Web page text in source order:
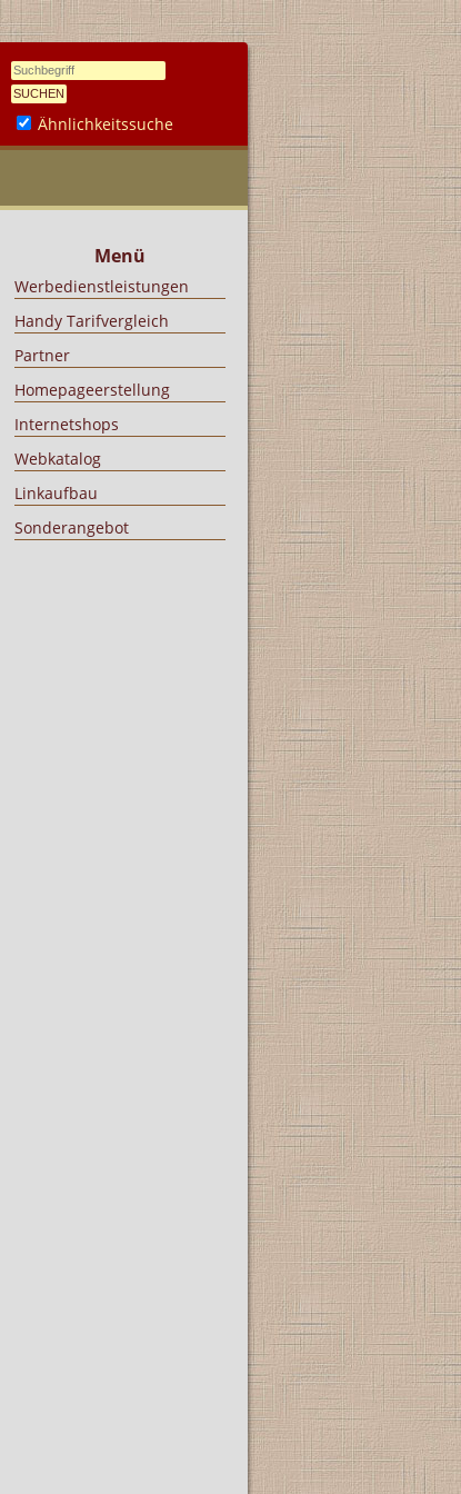
Ähnlichkeitssuche
Menü
Werbedienstleistungen
Handy Tarifvergleich
Partner
Homepageerstellung
Internetshops
Webkatalog
Linkaufbau
Sonderangebot